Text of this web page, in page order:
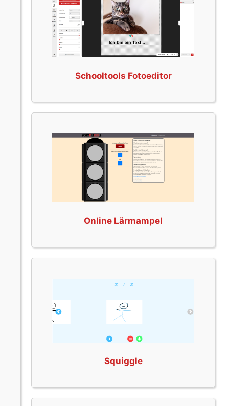
Schooltools Fotoeditor
Online Lärmampel
Squiggle